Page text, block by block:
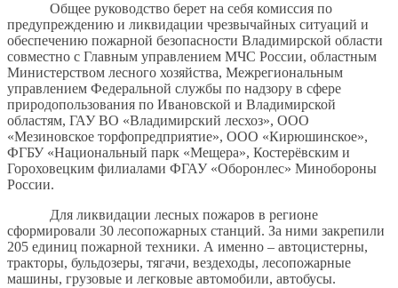
Общее руководство берет на себя комиссия по
предупреждению и ликвидации чрезвычайных ситуаций и
обеспечению пожарной безопасности Владимирской области
совместно с Главным управлением МЧС России, областным
Министерством лесного хозяйства, Межрегиональным
управлением Федеральной службы по надзору в сфере
природопользования по Ивановской и Владимирской
областям, ГАУ ВО «Владимирский лесхоз», ООО
«Мезиновское торфопредприятие», ООО «Кирюшинское»,
ФГБУ «Национальный парк «Мещера», Костерёвским и
Гороховецким филиалами ФГАУ «Оборонлес» Минобороны
России.
Для ликвидации лесных пожаров в регионе
сформировали 30 лесопожарных станций. За ними закрепили
205 единиц пожарной техники. А именно – автоцистерны,
тракторы, бульдозеры, тягачи, вездеходы, лесопожарные
машины, грузовые и легковые автомобили, автобусы.